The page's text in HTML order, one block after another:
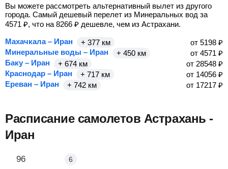
Вы можете рассмотреть альтернативный вылет из другого
города. Самый дешевый перелет из Минеральных вод за
4571 ₽, что на 8266 ₽ дешевле, чем из Астрахани.
Махачкала – Иран
+ 377 км от 5198 ₽
Минеральные воды – Иран
+ 450 км от 4571 ₽
Баку – Иран
+ 674 км от 28548 ₽
Краснодар – Иран
+ 717 км от 14056 ₽
Ереван – Иран
+ 742 км от 17217 ₽
Расписание самолетов Астрахань -
Иран
Астрахань - Тегеран
96 6